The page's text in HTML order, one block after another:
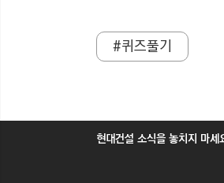
#퀴즈풀기
현대건설 소식을 놓치지 마